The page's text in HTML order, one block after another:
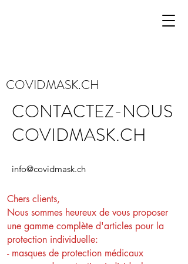
COVIDMASK.CH
CONTACTEZ-NOUS
COVIDMASK.CH
info@covidmask.ch
Chers clients,
Nous sommes heureux de vous proposer
une gamme complète d'articles pour la
protection individuelle:
- masques de protection médicaux